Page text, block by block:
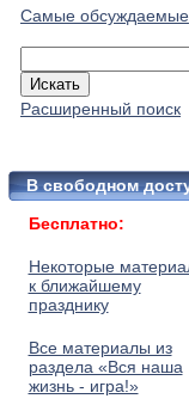
Самые обсуждаемые
Расширенный поиск
В свободном
Бесплатно:
Некоторые
к ближайшему
празднику
Все материалы из
раздела «Вся наша
жизнь - игра!»